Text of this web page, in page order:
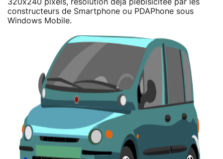
320x240 pixels, résolution déjà plébisicitée par les
constructeurs de Smartphone ou PDAPhone sous
Windows Mobile.